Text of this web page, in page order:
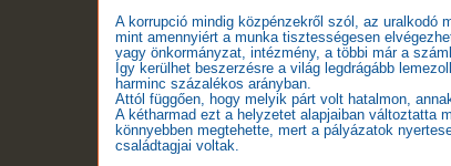
A korrupció mindig közpénzekről szól, az uralkodó
mint amennyiért a munka tisztességesen
vagy önkormányzat, intézmény, a többi már a
Így kerülhet beszerzésre a világ legdrágább
harminc százalékos arányban.
Attól függően, hogy melyik párt volt hatalmon,
A kétharmad ezt a helyzetet alapjaiban változtatta
könnyebben megtehette, mert a pályázatok
családtagjai voltak.